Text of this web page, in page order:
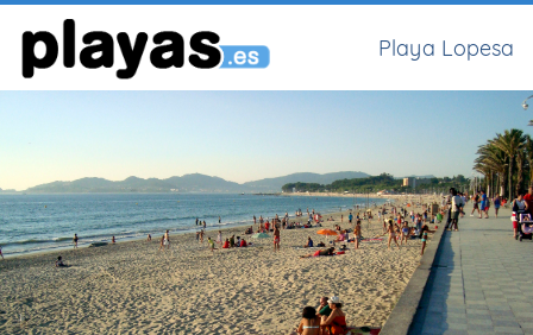
Playa Lopesa